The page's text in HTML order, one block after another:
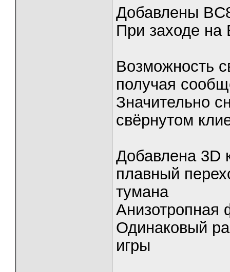
Добавлены
При заходе
Возможность
получая
Значительно
свёрнутом
Добавлена 3D
плавный
тумана
Анизотропная
Одинаковый
игры